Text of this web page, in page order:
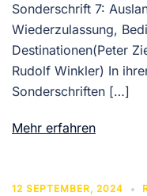
Sonderschrift 7:
Wiederzulassung,
Destinationen(Peter
Rudolf Winkler) In
Sonderschriften […]
Mehr erfahren
12 SEPTEMBER, 2024